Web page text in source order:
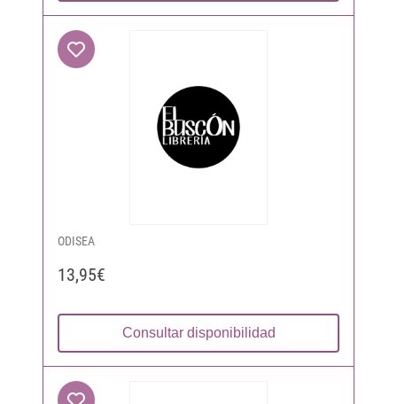
ODISEA
13,95€
Consultar disponibilidad